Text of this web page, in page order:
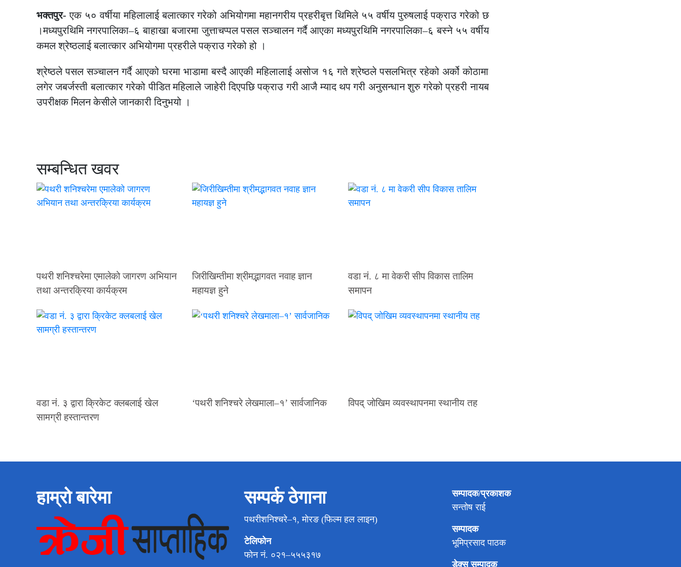
भक्तपुर- एक ५० वर्षीया महिलालाई बलात्कार गरेको अभियोगमा महानगरीय प्रहरीबृत्त थिमिले ५५ वर्षीय पुरुषलाई पक्राउ गरेको छ
।मध्यपुरथिमि नगरपालिका–६ बाहाखा बजारमा जुत्ताचप्पल पसल सञ्चालन गर्दै आएका मध्यपुरथिमि नगरपालिका–६ बस्ने ५५ वर्षीय
कमल श्रेष्ठलाई बलात्कार अभियोगमा प्रहरीले पक्राउ गरेको हो ।
श्रेष्ठले पसल सञ्चालन गर्दै आएको घरमा भाडामा बस्दै आएकी महिलालाई असोज १६ गते श्रेष्ठले पसलभित्र रहेको अर्को कोठामा
लगेर जबर्जस्ती बलात्कार गरेको पीडित महिलाले जाहेरी दिएपछि पक्राउ गरी आजै म्याद थप गरी अनुसन्धान शुरु गरेको प्रहरी नायब
उपरीक्षक मिलन केसीले जानकारी दिनुभयो ।
सम्बन्धित खवर
पथरी शनिश्चरेमा एमालेको जागरण अभियान
तथा अन्तरक्रिया कार्यक्रम
जिरीखिम्तीमा श्रीमद्भागवत नवाह ज्ञान
महायज्ञ हुने
वडा नं. ८ मा वेकरी सीप विकास तालिम
समापन
वडा नं. ३ द्वारा क्रिकेट क्लबलाई खेल
सामग्री हस्तान्तरण
‘पथरी शनिश्चरे लेखमाला–१’ सार्वजानिक विपद् जोखिम व्यवस्थापनमा स्थानीय तह
हाम्रो बारेमा सम्पर्क ठेगाना
पथरीशनिश्चरे–१, मोरङ (फिल्म हल लाइन)
टेलिफोन
फोन नं. ०२१–५५५३१७
सम्पादक/प्रकाशक
सन्तोष राई
सम्पादक
भूमिप्रसाद पाठक
डेक्स सम्पादक